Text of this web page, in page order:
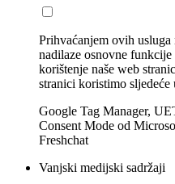
Prihvaćanjem ovih
nadilaze osnovne
korištenje naše web
stranici koristimo sljedeće
Google Tag Manager,
Consent Mode od
Freshchat
Vanjski medijski sadržaji